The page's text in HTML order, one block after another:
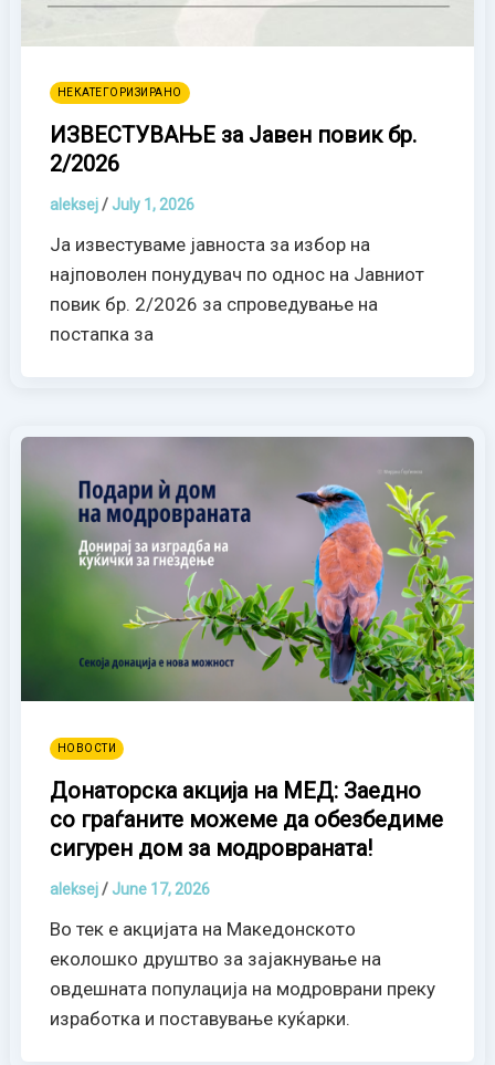
НЕКАТЕГОРИЗИРАНО
ИЗВЕСТУВАЊЕ за Јавен повик бр.
2/2026
aleksej/ July 1, 2026
Ја известуваме јавноста за избор на
најповолен понудувач по однос на Јавниот
повик бр. 2/2026 за спроведување на
постапка за
НОВОСТИ
Донаторска акција на МЕД: Заедно
со граѓаните можеме да обезбедиме
сигурен дом за модровраната!
aleksej/ June 17, 2026
Во тек е акцијата на Македонското
еколошко друштво за зајакнување на
овдешната популација на модроврани преку
изработка и поставување куќарки.